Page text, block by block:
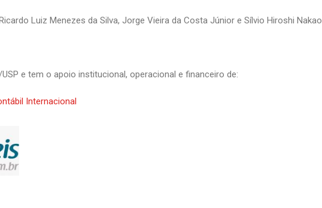
Luiz Menezes da Silva, Jorge Vieira da Costa Júnior e Sílvio Hiroshi Nakao
e tem o apoio institucional, operacional e financeiro de:
Internacional